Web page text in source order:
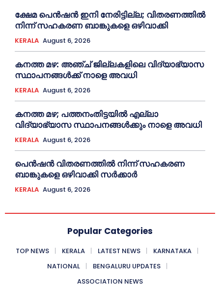
ക്ഷേമ പെൻഷൻ ഇനി നേരിട്ടില്ല; വിതരണത്തിൽ
നിന്ന് സഹകരണ ബാങ്കുകളെ ഒഴിവാക്കി
KERALA August 6, 2026
കനത്ത മഴ: അഞ്ച് ജില്ലകളിലെ വിദ്യാഭ്യാസ
സ്ഥാപനങ്ങൾക്ക് നാളെ അവധി
KERALA August 6, 2026
കനത്ത മഴ; പത്തനംതിട്ടയില്‍ എല്ലാ
വിദ്യാഭ്യാസ സ്ഥാപനങ്ങള്‍ക്കും നാളെ അവധി
KERALA August 6, 2026
പെൻഷൻ വിതരണത്തില്‍ നിന്ന് സഹകരണ
ബാങ്കുകളെ ഒഴിവാക്കി സര്‍ക്കാര്‍
KERALA August 6, 2026
Popular Categories
TOP NEWS KERALA LATEST NEWS
KARNATAKA
NATIONAL
BENGALURU UPDATES
ASSOCIATION NEWS